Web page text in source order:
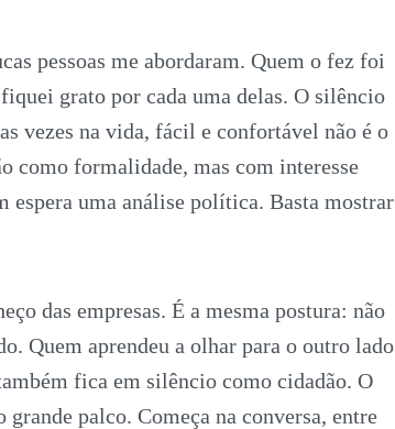
pessoas me abordaram. Quem o fez foi
grato por cada uma delas. O silêncio
vezes na vida, fácil e confortável não é o
como formalidade, mas com interesse
espera uma análise política. Basta mostrar
das empresas. É a mesma postura: não
Quem aprendeu a olhar para o outro lado
fica em silêncio como cidadão. O
palco. Começa na conversa, entre